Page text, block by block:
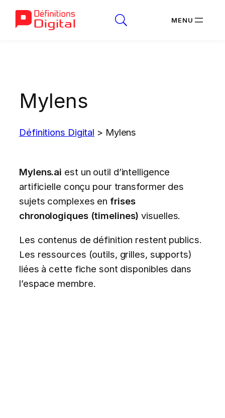
Mylens
Définitions Digital > Mylens
Mylens.ai est un outil d’intelligence
artificielle conçu pour transformer des
sujets complexes en frises
chronologiques (timelines) visuelles.
Les contenus de définition restent publics.
Les ressources (outils, grilles, supports)
liées à cette fiche sont disponibles dans
l’espace membre.